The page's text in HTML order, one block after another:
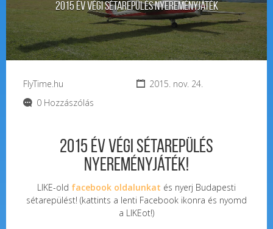
2015 év végi sétarepülés nyereményjáték
FlyTime.hu
2015. nov. 24.
0 Hozzászólás
2015 év végi sétarepülés
nyereményjáték!
LIKE-old facebook oldalunkat és nyerj Budapesti
sétarepülést! (kattints a lenti Facebook ikonra és nyomd
a LIKEot!)